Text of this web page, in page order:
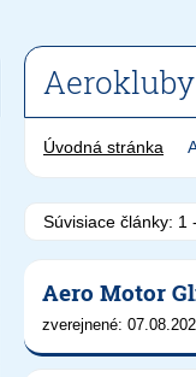
Aerokluby
Úvodná stránka
Súvisiace články: 1
Aero Motor
zverejnené: